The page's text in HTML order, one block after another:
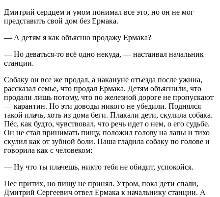
Дмитрий сердцем и умом понимал все это, но он не мог
представить свой дом без Ермака.
— А детям я как объясню продажу Ермака?
— Но деваться-то всё одно некуда, — настаивал начальник
станции.
Собаку он все же продал, а накануне отъезда после ужина,
рассказал семье, что продал Ермака. Детям объяснили, что
продали лишь потому, что по железной дороге не пропускают
— карантин. Но эти доводы никого не убедили. Поднялся
такой плачь, хоть из дома беги. Плакали дети, скулила собака.
Пёс, как будто, чувствовал, что речь идет о нем, о его судьбе.
Он не стал принимать пищу, положил голову на лапы и тихо
скулил как от зубной боли. Паша гладила собаку по голове и
говорила как с человеком:
— Ну что ты плачешь, никто тебя не обидит, успокойся.
Пес притих, но пищу не принял. Утром, пока дети спали,
Дмитрий Сергеевич отвел Ермака к начальнику станции. А